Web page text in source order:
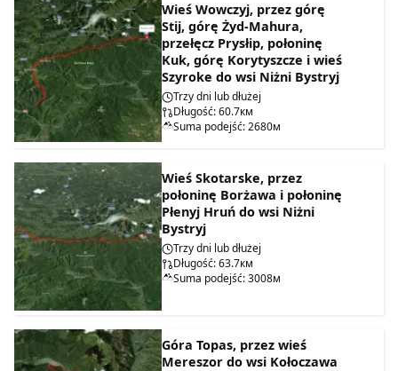
Wieś Wowczyj, przez górę
Stij, górę Żyd-Mahura,
przełęcz Prysłip, połoninę
Kuk, górę Korytyszcze i wieś
Szyroke do wsi Niżni Bystryj
Trzy dni lub dłużej
Długość: 60.7км
Suma podejść: 2680м
Wieś Skotarske, przez
połoninę Borżawa i połoninę
Płenyj Hruń do wsi Niżni
Bystryj
Trzy dni lub dłużej
Długość: 63.7км
Suma podejść: 3008м
Góra Topas, przez wieś
Mereszor do wsi Kołoczawa